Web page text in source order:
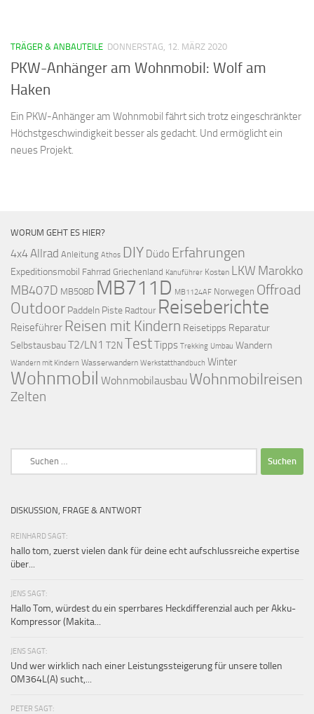
TRÄGER & ANBAUTEILE DONNERSTAG, 12. MÄRZ 2020
PKW-Anhänger am Wohnmobil: Wolf am
Haken
Ein PKW-Anhänger am Wohnmobil fährt sich trotz eingeschränkter
Höchstgeschwindigkeit besser als gedacht. Und ermöglicht ein
neues Projekt.
WORUM GEHT ES HIER?
4x4 Allrad Anleitung Athos DIY Düdo Erfahrungen
Expeditionsmobil Fahrrad Griechenland Kanuführer Kosten LKW Marokko
MB407D MB508D MB711D MB1124AF Norwegen Offroad
Outdoor Paddeln Piste Radtour Reiseberichte
Reiseführer Reisen mit Kindern Reisetipps Reparatur
SelbstausbauT2/LN1 T2N TestTipps Trekking Umbau Wandern
Wandern mit Kindern Wasserwandern Werkstatthandbuch Winter
Wohnmobil Wohnmobilausbau Wohnmobilreisen
Zelten
DISKUSSION, FRAGE & ANTWORT
REINHARD SAGT:
hallo tom, zuerst vielen dank für deine echt aufschlussreiche expertise
über...
JENS SAGT:
Hallo Tom, würdest du ein sperrbares Heckdifferenzial auch per Akku-
Kompressor (Makita...
JENS SAGT:
Und wer wirklich nach einer Leistungssteigerung für unsere tollen
OM364L(A) sucht,...
PETER SAGT: